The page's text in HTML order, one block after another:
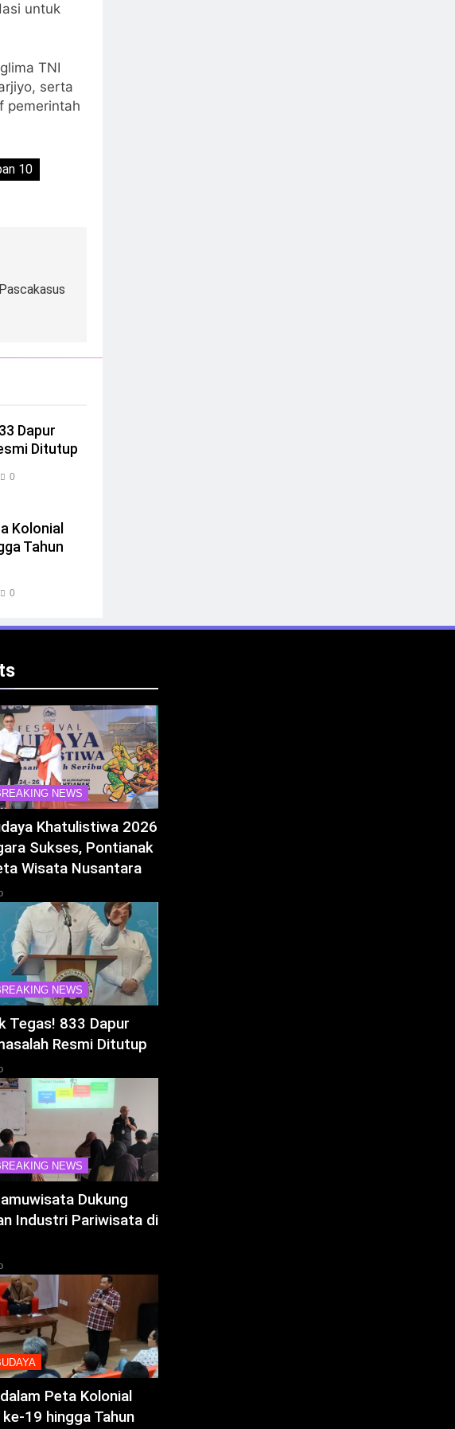
untuk
TNI
serta
pemerintah
10
Dapur
Ditutup
0
Kolonial
Tahun
0
NEWS
Khatulistiwa 2026
Sukses, Pontianak
Wisata Nusantara
NEWS
Tegas! 833 Dapur
Resmi Ditutup
NEWS
Dukung
Industri Pariwisata di
Peta Kolonial
19 hingga Tahun